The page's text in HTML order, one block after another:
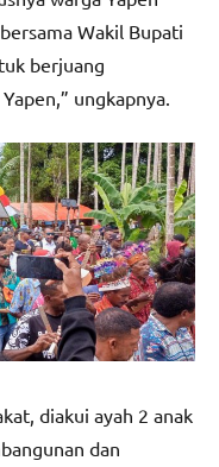
Wakil Bupati
berjuang
ungkapnya.
diakui ayah 2 anak
dan